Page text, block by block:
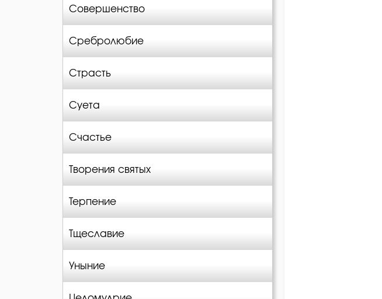
Совершенство
Сребролюбие
Страсть
Суета
Счастье
Творения святых
Терпение
Тщеславие
Уныние